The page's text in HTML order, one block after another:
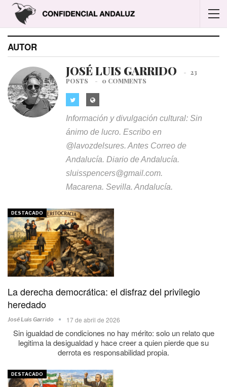
AUTOR
JOSÉ LUIS GARRIDO
23
POSTS
0 COMMENTS
Información y divulgación cultural: Sin
ánimo de lucro. Escribo en
@lavozdelsures. Antes Correo de
Andalucía. Diario de Andalucía.
sluisspencers@gmail.com.
Macarena. Sevilla. Andalucía.
DESTACADO
La derecha democrática: el disfraz del privilegio
heredado
José Luis Garrido 17 de abril de 2026
Sin igualdad de condiciones no hay mérito: solo un relato que
legitima la desigualdad y hace creer a quien pierde que su
derrota es responsabilidad propia.
DESTACADO